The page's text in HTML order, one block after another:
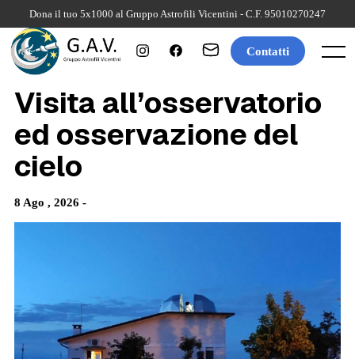
content
Dona il tuo 5x1000 al Gruppo Astrofili Vicentini - C.F. 95010270247
Menu
Contatti
Visita all’osservatorio
ed osservazione del
cielo
8 Ago , 2026 -